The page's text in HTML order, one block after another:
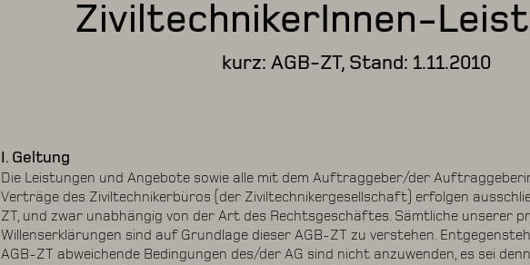
ZiviltechnikerInnen-
kurz: AGB-ZT, Stand: 1.11.2010
I. Geltung
Die Leistungen und Angebote sowie alle mit dem Auftraggeber/der
Verträge des Ziviltechnikerbüros (der Ziviltechnikergesellschaft) erfolgen
ZT, und zwar unabhängig von der Art des Rechtsgeschäftes. Sämtliche unserer
Willenserklärungen sind auf Grundlage dieser AGB-ZT zu verstehen.
AGB-ZT abweichende Bedingungen des/der AG sind nicht anzuwenden, es sei